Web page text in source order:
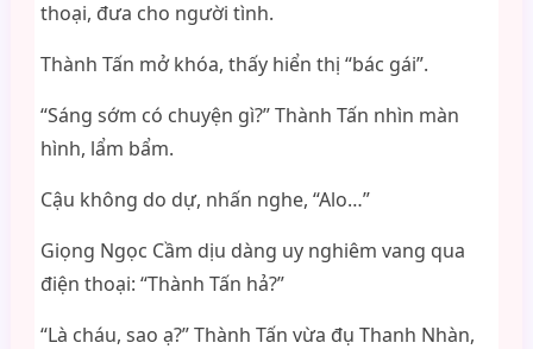
thoại, đưa cho người tình.
Thành Tấn mở khóa, thấy hiển thị “bác gái”.
“Sáng sớm có chuyện gì?” Thành Tấn nhìn màn
hình, lẩm bẩm.
Cậu không do dự, nhấn nghe, “Alo…”
Giọng Ngọc Cầm dịu dàng uy nghiêm vang qua
điện thoại: “Thành Tấn hả?”
“Là cháu, sao ạ?” Thành Tấn vừa đụ Thanh Nhàn,